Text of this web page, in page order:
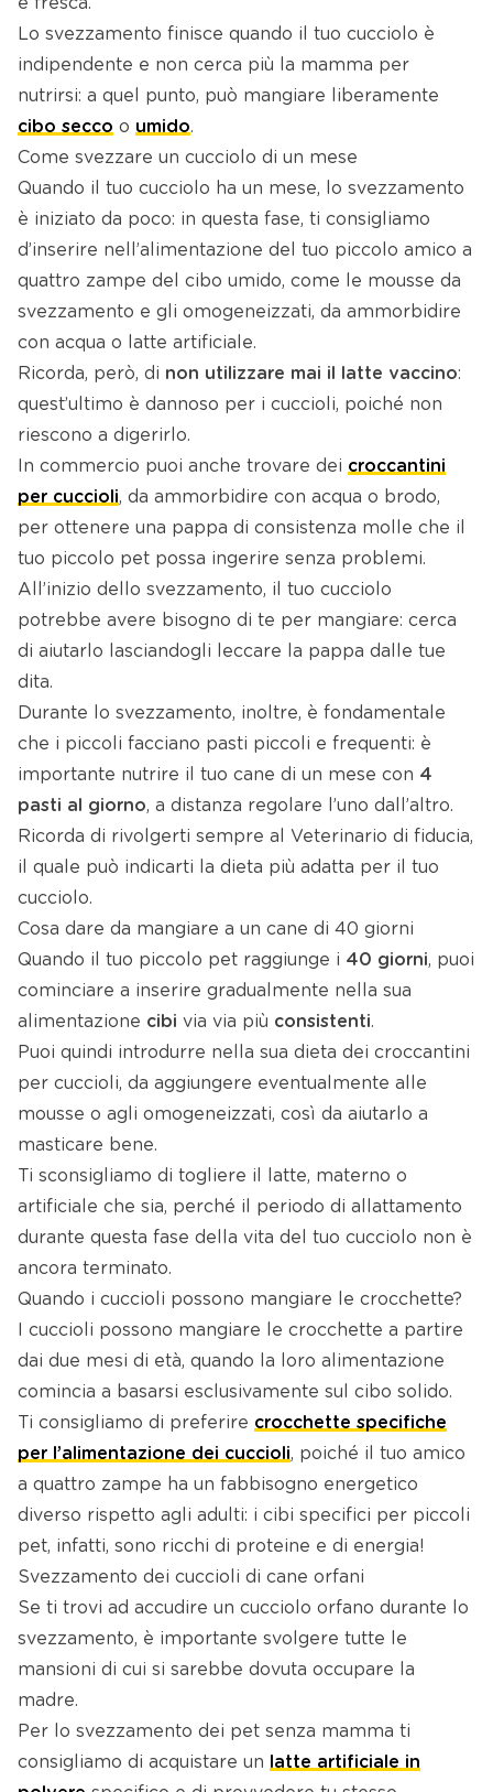
Lo svezzamento finisce quando il tuo cucciolo è
indipendente e non cerca più la mamma per
nutrirsi: a quel punto, può mangiare liberamente
cibo secco o umido.
Come svezzare un cucciolo di un mese
Quando il tuo cucciolo ha un mese, lo svezzamento
è iniziato da poco: in questa fase, ti consigliamo
d’inserire nell’alimentazione del tuo piccolo amico a
quattro zampe del cibo umido, come le mousse da
svezzamento e gli omogeneizzati, da ammorbidire
con acqua o latte artificiale.
Ricorda, però, di non utilizzare mai il latte vaccino:
quest’ultimo è dannoso per i cuccioli, poiché non
riescono a digerirlo.
In commercio puoi anche trovare dei croccantini
per cuccioli, da ammorbidire con acqua o brodo,
per ottenere una pappa di consistenza molle che il
tuo piccolo pet possa ingerire senza problemi.
All’inizio dello svezzamento, il tuo cucciolo
potrebbe avere bisogno di te per mangiare: cerca
di aiutarlo lasciandogli leccare la pappa dalle tue
dita.
Durante lo svezzamento, inoltre, è fondamentale
che i piccoli facciano pasti piccoli e frequenti: è
importante nutrire il tuo cane di un mese con 4
pasti al giorno, a distanza regolare l’uno dall’altro.
Ricorda di rivolgerti sempre al Veterinario di fiducia,
il quale può indicarti la dieta più adatta per il tuo
cucciolo.
Cosa dare da mangiare a un cane di 40 giorni
Quando il tuo piccolo pet raggiunge i 40 giorni, puoi
cominciare a inserire gradualmente nella sua
alimentazione cibi via via più consistenti.
Puoi quindi introdurre nella sua dieta dei croccantini
per cuccioli, da aggiungere eventualmente alle
mousse o agli omogeneizzati, così da aiutarlo a
masticare bene.
Ti sconsigliamo di togliere il latte, materno o
artificiale che sia, perché il periodo di allattamento
durante questa fase della vita del tuo cucciolo non è
ancora terminato.
Quando i cuccioli possono mangiare le crocchette?
I cuccioli possono mangiare le crocchette a partire
dai due mesi di età, quando la loro alimentazione
comincia a basarsi esclusivamente sul cibo solido.
Ti consigliamo di preferire crocchette specifiche
per l’alimentazione dei cuccioli, poiché il tuo amico
a quattro zampe ha un fabbisogno energetico
diverso rispetto agli adulti: i cibi specifici per piccoli
pet, infatti, sono ricchi di proteine e di energia!
Svezzamento dei cuccioli di cane orfani
Se ti trovi ad accudire un cucciolo orfano durante lo
svezzamento, è importante svolgere tutte le
mansioni di cui si sarebbe dovuta occupare la
madre.
Per lo svezzamento dei pet senza mamma ti
consigliamo di acquistare un
latte artificiale in